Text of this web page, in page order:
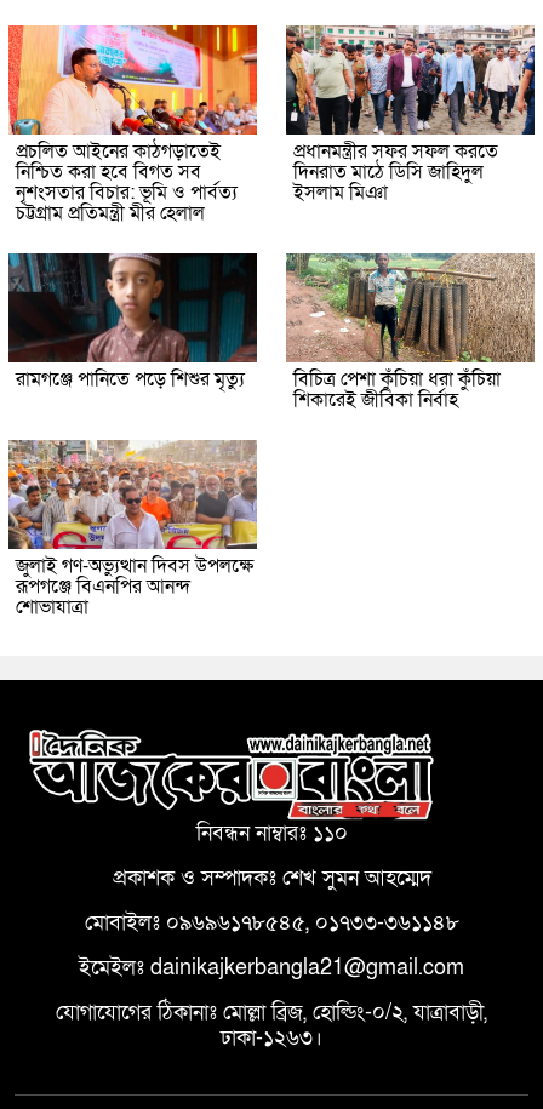
প্রচলিত আইনের কাঠগড়াতেই
নিশ্চিত করা হবে বিগত সব
নৃশংসতার বিচার: ভূমি ও পার্বত্য
চট্টগ্রাম প্রতিমন্ত্রী মীর হেলাল
প্রধানমন্ত্রীর সফর সফল করতে
দিনরাত মাঠে ডিসি জাহিদুল
ইসলাম মিঞা
রামগঞ্জে পানিতে পড়ে শিশুর মৃত্যু বিচিত্র পেশা কুঁচিয়া ধরা কুঁচিয়া
শিকারেই জীবিকা নির্বাহ
জুলাই গণ-অভ্যুত্থান দিবস উপলক্ষে
রূপগঞ্জে বিএনপির আনন্দ
শোভাযাত্রা
নিবন্ধন নাম্বারঃ ১১০
প্রকাশক ও সম্পাদকঃ শেখ সুমন আহম্মেদ
মোবাইলঃ ০৯৬৯৬১৭৮৫৪৫, ০১৭৩৩-৩৬১১৪৮
ইমেইলঃ dainikajkerbangla21@gmail.com
যোগাযোগের ঠিকানাঃ মোল্লা ব্রিজ, হোল্ডিং-০/২, যাত্রাবাড়ী,
ঢাকা-১২৬৩।